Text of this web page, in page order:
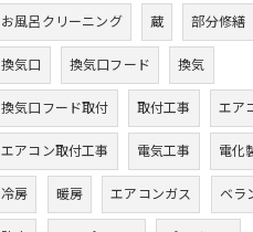
お風呂クリーニング 蔵 部分修繕
換気口 換気口フード 換気
換気口フード取付 取付工事 エア
エアコン取付工事 電気工事 電化
冷房 暖房 エアコンガス ベラ